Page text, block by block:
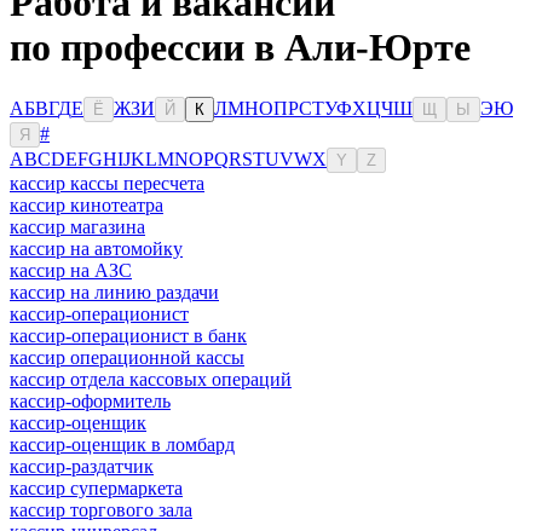
по профессии в Али-Юрте
АБВГДЕ Ё ЖЗИ Й К ЛМНОПРСТУФХЦЧШ Ы ЭЮ
Я
#
ABCDEFGHIJKLMNOPQRSTUVWX Y Z
кассир кассы пересчета
кассир кинотеатра
кассир магазина
кассир на автомойку
кассир на АЗС
кассир на линию раздачи
кассир-операционист
кассир-операционист в банк
кассир операционной кассы
кассир отдела кассовых операций
кассир-оформитель
кассир-оценщик
кассир-оценщик в ломбард
кассир-раздатчик
кассир супермаркета
кассир торгового зала